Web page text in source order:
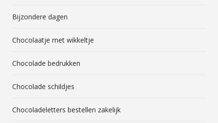
Bijzondere dagen
Chocolaatje met wikkeltje
Chocolade bedrukken
Chocolade schildjes
Chocoladeletters bestellen zakelijk